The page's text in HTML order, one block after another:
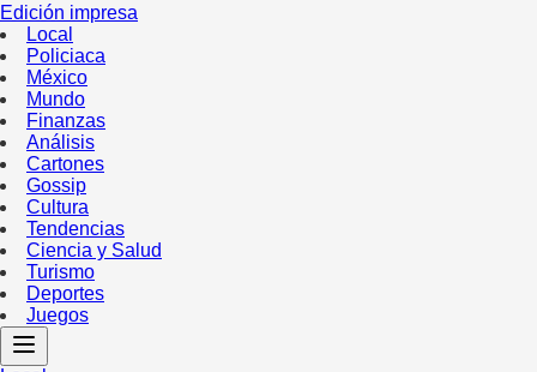
Edición impresa
Local
Policiaca
México
Mundo
Finanzas
Análisis
Cartones
Gossip
Cultura
Tendencias
Ciencia y Salud
Turismo
Deportes
Juegos